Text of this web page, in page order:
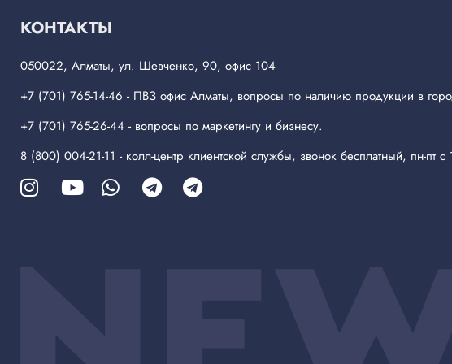
КОНТАКТЫ
050022, Алматы, ул. Шевченко, 90, офис 104
+7 (701) 765-14-46 - ПВЗ офис Алматы, вопросы по наличию продукции в
+7 (701) 765-26-44 - вопросы по маркетингу и бизнесу.
8 (800) 004-21-11 - колл-центр клиентской службы, звонок бесплатный, пн-пт